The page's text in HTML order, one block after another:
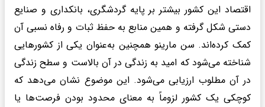
اقتصاد این کشور بیشتر بر پایه گردشگری، بانکداری و صنایع
دستی شکل گرفته و همین منابع به حفظ ثبات و رفاه نسبی آن
کمک کرده‌اند. سن مارینو همچنین به‌عنوان یکی از کشورهایی
شناخته می‌شود که امید به زندگی در آن بالاست و سطح زندگی
در آن مطلوب ارزیابی می‌شود. این موضوع نشان می‌دهد که
کوچکی یک کشور لزوماً به معنای محدود بودن فرصت‌ها یا